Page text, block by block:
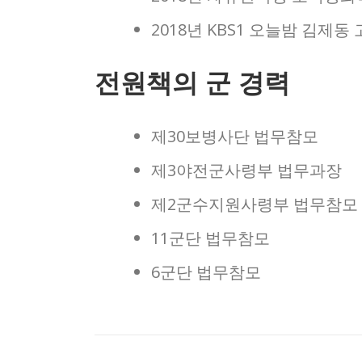
2018년 KBS1 오늘밤 김제동
전원책의 군 경력
제30보병사단 법무참모
제3야전군사령부 법무과장
제2군수지원사령부 법무참모
11군단 법무참모
6군단 법무참모